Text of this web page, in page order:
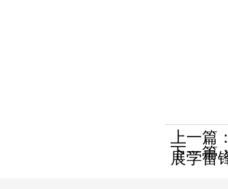
上一篇
展学雷
下一篇